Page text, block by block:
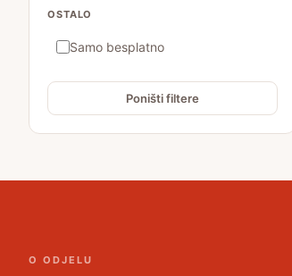
OSTALO
Samo besplatno
Poništi filtere
O ODJELU